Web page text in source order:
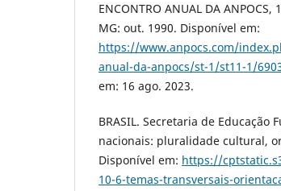
ENCONTRO ANUAL DA
MG: out. 1990. Disponível em:
https://www.anpocs.com/
anual-da-anpocs/st-1/st11-1/
em: 16 ago. 2023.
BRASIL. Secretaria de
nacionais: pluralidade cultural,
Disponível em: https://
10-6-temas-transversais-